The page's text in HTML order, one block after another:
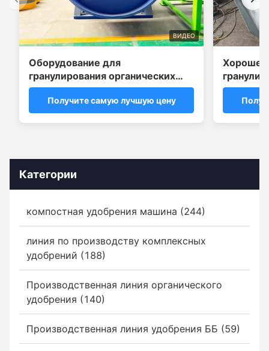
ВИДЕО
Оборудование для
гранулирования органических
удобрений
Получите самую лучшую цену
Хорошее
машина
Категории
компостная удобрения машина (244)
линия по производству комплексных
удобрений (188)
Производственная линия органического
удобрения (140)
Производственная линия удобрения ББ (59)